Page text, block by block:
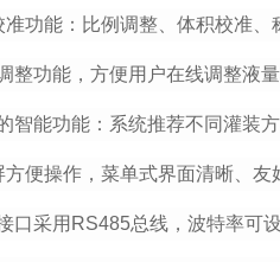
功能：比例调整、体积校准、
整功能，方便用户在线调整液量
智能功能：系统推荐不同灌装
便操作，菜单式界面清晰、友
口采用RS485总线，波特率可